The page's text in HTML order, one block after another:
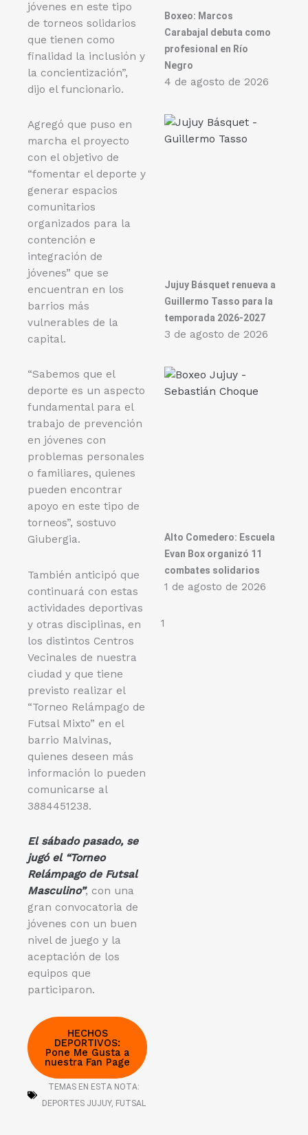
jóvenes en este tipo
de torneos solidarios
que tienen como
finalidad la inclusión y
la concientización”,
dijo el funcionario.
Agregó que puso en
marcha el proyecto
con el objetivo de
“fomentar el deporte y
generar espacios
comunitarios
organizados para la
contención e
integración de
jóvenes” que se
encuentran en los
barrios más
vulnerables de la
capital.
“Sabemos que el
deporte es un aspecto
fundamental para el
trabajo de prevención
en jóvenes con
problemas personales
o familiares, quienes
pueden encontrar
apoyo en este tipo de
torneos”, sostuvo
Giubergia.
También anticipó que
continuará con estas
actividades deportivas
y otras disciplinas, en
los distintos Centros
Vecinales de nuestra
ciudad y que tiene
previsto realizar el
“Torneo Relámpago de
Futsal Mixto” en el
barrio Malvinas,
quienes deseen más
información lo pueden
comunicarse al
3884451238.
El sábado pasado, se
jugó el “Torneo
Relámpago de Futsal
Masculino”, con una
gran convocatoria de
jóvenes con un buen
nivel de juego y la
aceptación de los
equipos que
participaron.
HECHOS
DEPORTIVOS:
Pone Me Gusta a
nuestra Fan Page
TEMAS EN ESTA NOTA:
DEPORTES JUJUY, FUTSAL
Boxeo: Marcos
Carabajal debuta como
profesional en Río
Negro
4 de agosto de 2026
Jujuy Básquet renueva a
Guillermo Tasso para la
temporada 2026-2027
3 de agosto de 2026
Alto Comedero: Escuela
Evan Box organizó 11
combates solidarios
1 de agosto de 2026